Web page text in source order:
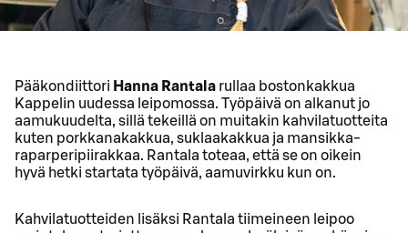
Pääkondiittori Hanna Rantala rullaa bostonkakkua
Kappelin uudessa leipomossa. Työpäivä on alkanut jo
aamukuudelta, sillä tekeillä on muitakin kahvilatuotteita
kuten porkkanakakkua, suklaakakkua ja mansikka-
raparperipiirakkaa. Rantala toteaa, että se on oikein
hyvä hetki startata työpäivä, aamuvirkku kun on.
Kahvilatuotteiden lisäksi Rantala tiimeineen leipoo